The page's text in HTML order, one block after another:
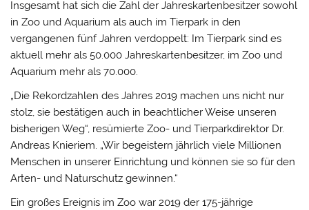
Insgesamt hat sich die Zahl der Jahreskartenbesitzer sowohl
in Zoo und Aquarium als auch im Tierpark in den
vergangenen fünf Jahren verdoppelt: Im Tierpark sind es
aktuell mehr als 50.000 Jahreskartenbesitzer, im Zoo und
Aquarium mehr als 70.000.
„Die Rekordzahlen des Jahres 2019 machen uns nicht nur
stolz, sie bestätigen auch in beachtlicher Weise unseren
bisherigen Weg“, resümierte Zoo- und Tierparkdirektor Dr.
Andreas Knieriem. „Wir begeistern jährlich viele Millionen
Menschen in unserer Einrichtung und können sie so für den
Arten- und Naturschutz gewinnen.“
Ein großes Ereignis im Zoo war 2019 der 175-jährige